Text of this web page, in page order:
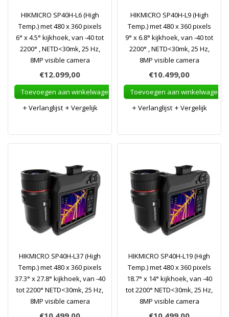
HIKMICRO SP40H-L6 (High
Temp.) met 480 x 360 pixels
6° x 4.5° kijkhoek, van -40 tot
2200° , NETD<30mk, 25 Hz,
8MP visible camera
€12.099,00
Toevoegen aan winkelwagen
Verlanglijst
Vergelijk
HIKMICRO SP40H-L9 (High
Temp.) met 480 x 360 pixels
9° x 6.8° kijkhoek, van -40 tot
2200° , NETD<30mk, 25 Hz,
8MP visible camera
€10.499,00
Toevoegen aan winkelwagen
Verlanglijst
Vergelijk
HIKMICRO SP40H-L37 (High
Temp.) met 480 x 360 pixels
37.3° x 27.8° kijkhoek, van -40
tot 2200° NETD<30mk, 25 Hz,
8MP visible camera
HIKMICRO SP40H-L19 (High
Temp.) met 480 x 360 pixels
18.7° x 14° kijkhoek, van -40
tot 2200° NETD<30mk, 25 Hz,
8MP visible camera